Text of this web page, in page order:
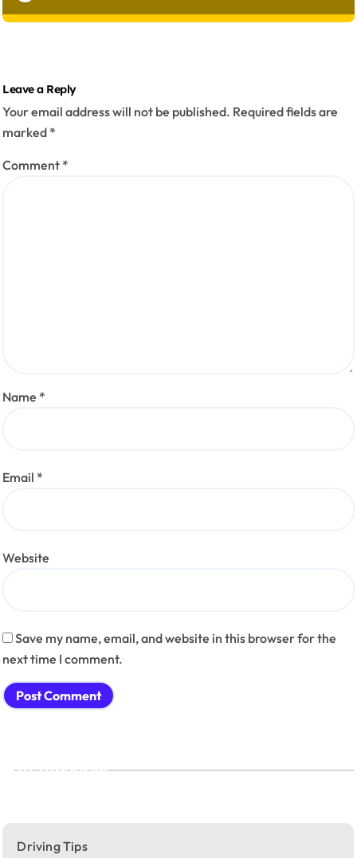
Leave a Reply
Your email address will not be published. Required fields are
marked *
Comment *
Name *
Email *
Website
Save my name, email, and website in this browser for the
next time I comment.
Categories
Driving Tips